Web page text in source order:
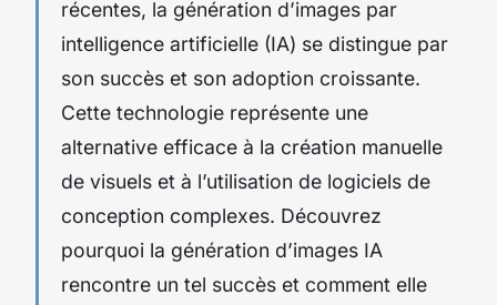
récentes, la génération d’images par
intelligence artificielle (IA) se distingue par
son succès et son adoption croissante.
Cette technologie représente une
alternative efficace à la création manuelle
de visuels et à l’utilisation de logiciels de
conception complexes. Découvrez
pourquoi la génération d’images IA
rencontre un tel succès et comment elle